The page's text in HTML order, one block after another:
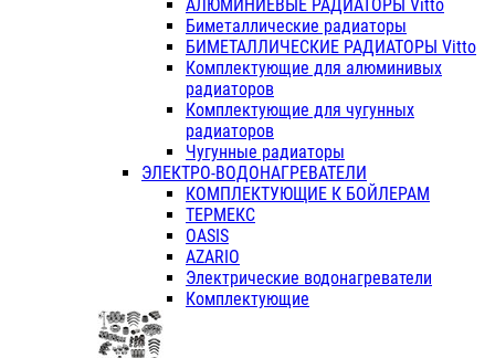
АЛЮМИНИЕВЫЕ РАДИАТОРЫ Vitto
Биметаллические радиаторы
БИМЕТАЛЛИЧЕСКИЕ РАДИАТОРЫ Vitto
Комплектующие для алюминивых
радиаторов
Комплектующие для чугунных
радиаторов
Чугунные радиаторы
ЭЛЕКТРО-ВОДОНАГРЕВАТЕЛИ
КОМПЛЕКТУЮЩИЕ К БОЙЛЕРАМ
ТЕРМЕКС
OASIS
AZARIO
Электрические водонагреватели
Комплектующие